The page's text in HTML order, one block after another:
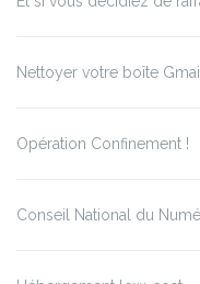
Nettoyer votre boîte
Opération Confinement !
Conseil National du